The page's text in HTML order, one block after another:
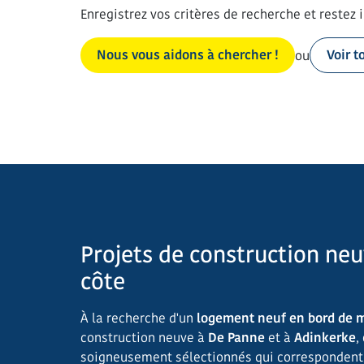
Enregistrez vos critères de recherche et
Nous vous aidons à chercher ! ou Voir
Projets de construction
côte
À la recherche d'un logement neuf en bord de
construction neuve à De Panneet à Adinkerke,
soigneusement sélectionnés qui